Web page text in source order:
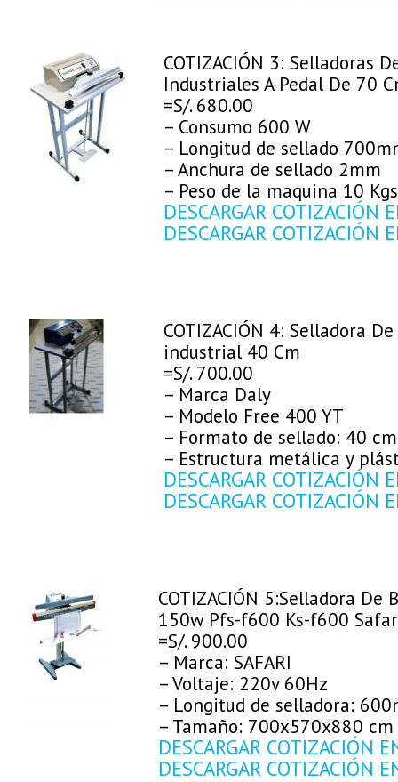
COTIZACIÓN 3: Selladoras
Industriales A Pedal De 70
=S/. 680.00
– Consumo 600 W
– Longitud de sellado
– Anchura de sellado 2mm
– Peso de la maquina 10
DESCARGAR COTIZACIÓN
DESCARGAR COTIZACIÓN
COTIZACIÓN 4: Selladora
industrial 40 Cm
=S/. 700.00
– Marca Daly
– Modelo Free 400 YT
– Formato de sellado: 40
– Estructura metálica y
DESCARGAR COTIZACIÓN
DESCARGAR COTIZACIÓN
COTIZACIÓN 5:Selladora De
150w Pfs-f600 Ks-f600
=S/. 900.00
– Marca: SAFARI
– Voltaje: 220v 60Hz
– Longitud de selladora:
– Tamaño: 700x570x880 cm
DESCARGAR COTIZACIÓN
DESCARGAR COTIZACIÓN